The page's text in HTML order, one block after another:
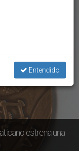
estrena una
Entendido